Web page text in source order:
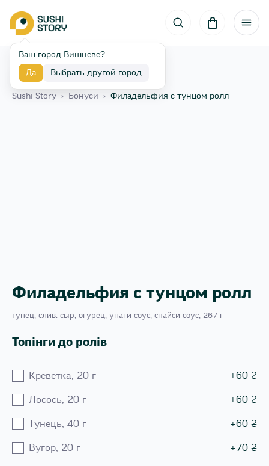
Ваш город Вишневе?
Да Выбрать другой город
Назад
Sushi Story › Бонуси › Филадельфия с тунцом ролл
Филадельфия с тунцом ролл
тунец, слив. сыр, огурец, унаги соус, спайси соус, 267 г
Топінги до ролів
Креветка, 20 г +60 ₴
Лосось, 20 г +60 ₴
Тунець, 40 г +60 ₴
Вугор, 20 г +70 ₴